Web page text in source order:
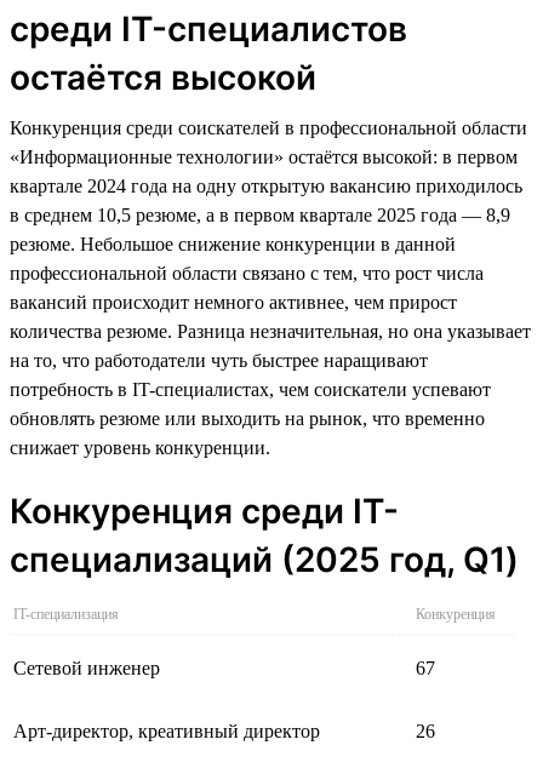
среди IT-специалистов
остаётся высокой
Конкуренция среди соискателей в профессиональной области
«Информационные технологии» остаётся высокой: в первом
квартале 2024 года на одну открытую вакансию приходилось
в среднем 10,5 резюме, а в первом квартале 2025 года — 8,9
резюме. Небольшое снижение конкуренции в данной
профессиональной области связано с тем, что рост числа
вакансий происходит немного активнее, чем прирост
количества резюме. Разница незначительная, но она указывает
на то, что работодатели чуть быстрее наращивают
потребность в IT-специалистах, чем соискатели успевают
обновлять резюме или выходить на рынок, что временно
снижает уровень конкуренции.
Конкуренция среди IT-
специализаций (2025 год, Q1)
IT-специализация Конкуренция
Сетевой инженер 67
Арт-директор, креативный директор 26